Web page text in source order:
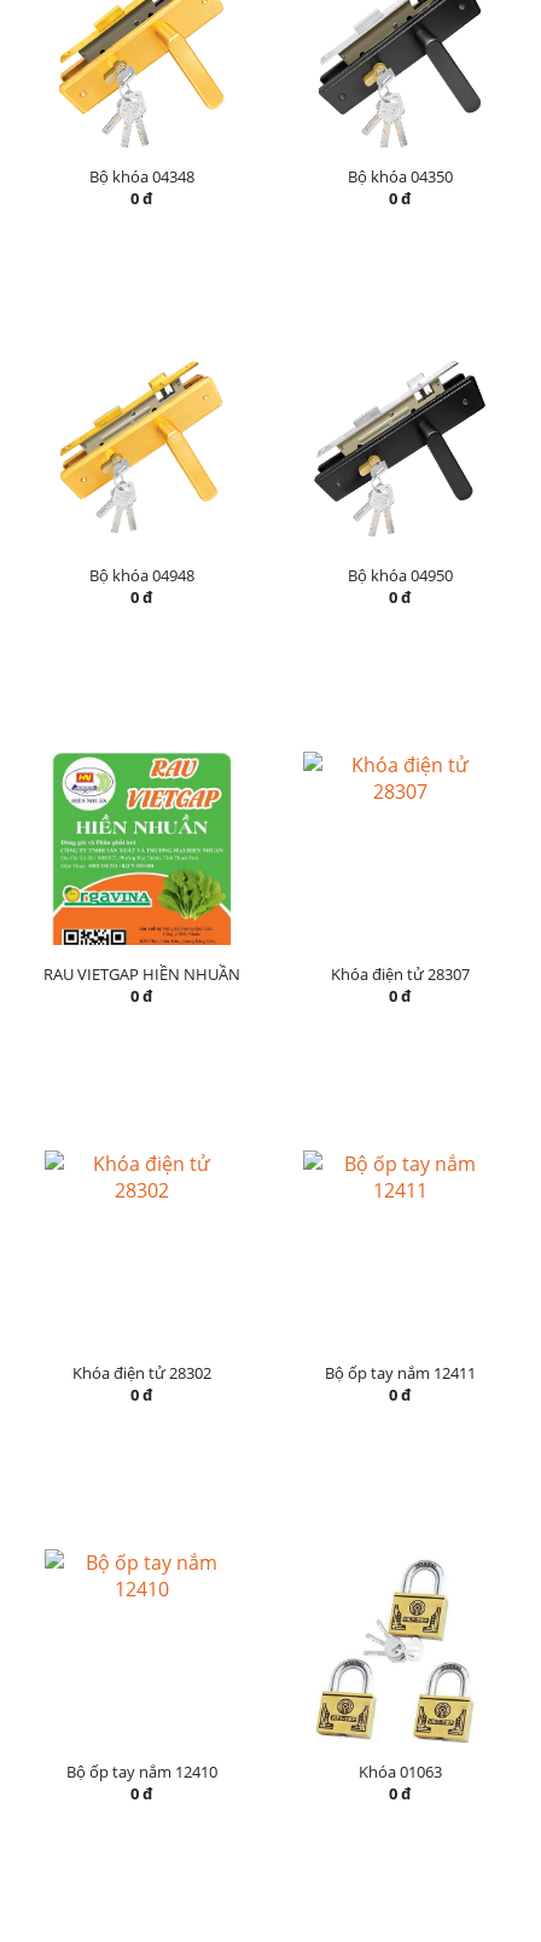
Bộ khóa 04348
0 đ
Bộ khóa 04350
0 đ
Bộ khóa 04948
0 đ
Bộ khóa 04950
0 đ
RAU VIETGAP HIỀN NHUẦN
0 đ
Khóa điện tử 28307
0 đ
Khóa điện tử 28302
0 đ
Bộ ốp tay nắm 12411
0 đ
Bộ ốp tay nắm 12410
0 đ
Khóa 01063
0 đ